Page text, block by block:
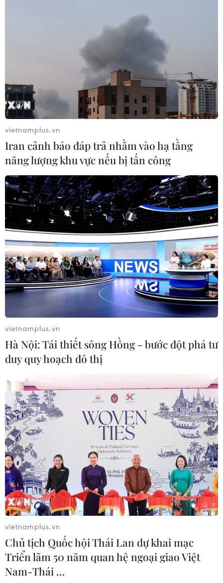
vietnamplus.vn
Iran cảnh báo đáp trả nhằm vào hạ tầng
năng lượng khu vực nếu bị tấn công
vietnamplus.vn
Hà Nội: Tái thiết sông Hồng - bước đột phá tư
duy quy hoạch đô thị
vietnamplus.vn
Chủ tịch Quốc hội Thái Lan dự khai mạc
Triển lãm 50 năm quan hệ ngoại giao Việt
Nam-Thái …